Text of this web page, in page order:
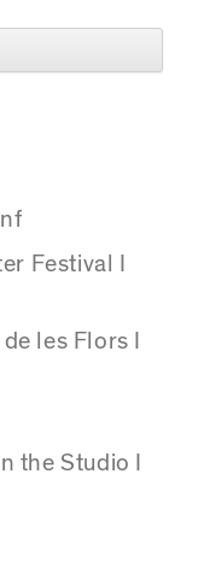
Festival I
les Flors I
the Studio I